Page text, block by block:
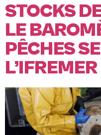
STOCKS
LE
PÊCHES
L’IFREMER